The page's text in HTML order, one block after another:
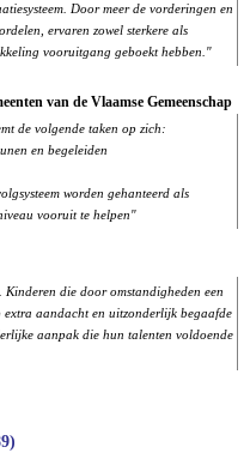
Door meer de vorderingen en
ervaren zowel sterkere als
vooruitgang geboekt hebben."
van de Vlaamse Gemeenschap
de volgende taken op zich:
en begeleiden
worden gehanteerd als
vooruit te helpen"
Kinderen die door omstandigheden een
aandacht en uitzonderlijk begaafde
aanpak die hun talenten voldoende